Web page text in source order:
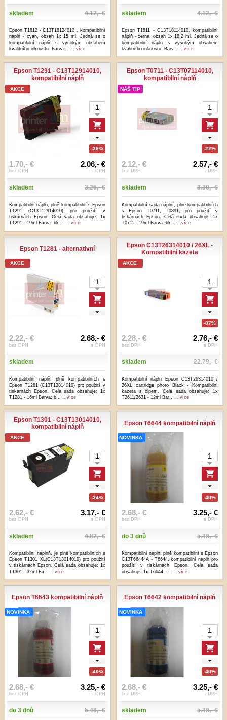
skladem 4.12,- €
Epson T1812 - C13T18124010 , kompatibilní
náplň - cyan, obsah 1x 15 ml. Jedná se o
kompatibilní náplň s vysokým obsahem
kvalitního inkoustu. Barva:... ...více
skladem 4.12,- €
Epson T1811 - C13T18114010, kompatibilní
náplň - černá, obsah 1x 18,2 ml. Jedná se o
kompatibilní náplň s vysokým obsahem
kvalitního inkoustu. Barv... ...více
Epson T1291 - C13T12914010,
kompatibilní náplň
AKCE
-36%
1.70,- €
bez DPH
2.06,- €
s DPH
skladem 3.26,- €
Kompatibilní náplň, plně kompatibilní s Epson
T1291 (C13T12914010) pro použití v
tiskárnách Epson. Celá sada obsahuje: 1x
T1291 - 19ml Barva: bk ... ...více
Epson T0711 - C13T07114010,
kompatibilní náplň
NÁŠ TIP
-22%
2.12,- €
bez DPH
2.57,- €
s DPH
skladem 3.30,- €
Kompatibilní sada náplní, plně kompatibilních
s Epson T0711, T0891, pro použití v
tiskárnách Epson. Celá sada obsahuje: 1x
T0711 - 19ml Barva: bk... ...více
Epson T1281 - alternativní
AKCE
2.22,- €
bez DPH
2.68,- €
s DPH
skladem
Kompatibilní náplň, plně kompatibilních s
Epson T1281 (C13T12814010) pro použití v
tiskárnách Epson. Celá sada obsahuje: 1x
T1281 - 16ml Barva: b... ...více
Epson C13T26314010 / 26XL -
Kompatibilní kazeta
AKCE
-87%
2.28,- €
bez DPH
2.76,- €
s DPH
skladem 22.79,- €
Kompatibilní náplň Epson C13T26314010 /
26XL cartridge photo Black - Kompatibilní
kazeta s čipem. Celá sada obsahuje: 1x
T2611/2631 - 12ml Bar... ...více
Epson T1301 - C13T13014010,
kompatibilní náplň
AKCE
-34%
2.62,- €
bez DPH
3.17,- €
s DPH
skladem 4.82,- €
Kompatibilní náplnň, je plně kompatibilních s
Epson T1301 XL(C13T13014010) pro použití
v tiskárnách Epson. Celá sada obsahuje: 1x
T1301 - 32ml Ba... ...více
Epson T6644 kompatibilní náplň
NOVINKA
-40%
2.68,- €
bez DPH
3.25,- €
s DPH
do 3 dnů 5.48,- €
Kompatibilní náplň, plně kompatibilní s Epson
C13T66444A - T6644, kompatibilní náplň pro
použití v tiskárnách Epson. Celá sada
obsahuje: 1x T6644 - ... ...více
Epson T6643 kompatibilní náplň
NOVINKA
-40%
2.68,- €
bez DPH
3.25,- €
s DPH
do 3 dnů 5.48,- €
Epson T6642 kompatibilní náplň
NOVINKA
-40%
2.68,- €
bez DPH
3.25,- €
s DPH
skladem 5.48,- €